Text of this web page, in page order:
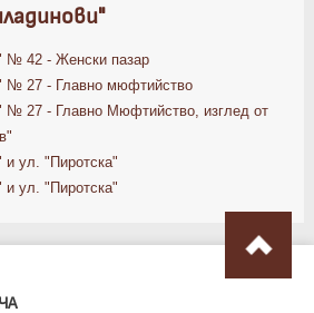
№ 42 - Женски пазар
№ 27 - Главно мюфтийство
№ 27 - Главно Мюфтийство, изглед от
ул. "Пиротска"
ул. "Пиротска"